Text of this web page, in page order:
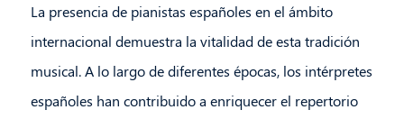
La presencia de pianistas españoles en el ámbito
internacional demuestra la vitalidad de esta tradición
musical. A lo largo de diferentes épocas, los intérpretes
españoles han contribuido a enriquecer el repertorio